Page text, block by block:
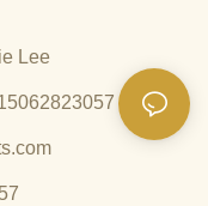
Lee